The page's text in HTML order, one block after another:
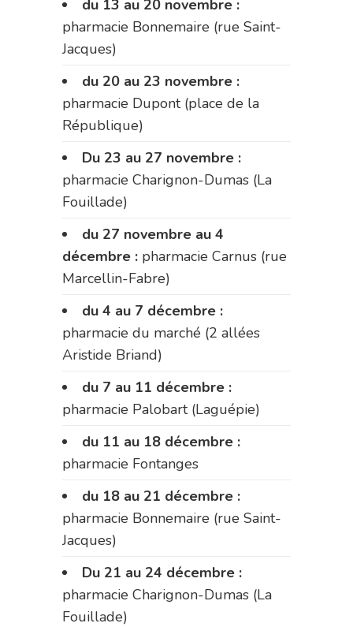
du 13 au 20 novembre :
pharmacie Bonnemaire (rue Saint-
Jacques)
du 20 au 23 novembre :
pharmacie Dupont (place de la
République)
Du 23 au 27 novembre :
pharmacie Charignon-Dumas (La
Fouillade)
du 27 novembre au 4
décembre : pharmacie Carnus (rue
Marcellin-Fabre)
du 4 au 7 décembre :
pharmacie du marché (2 allées
Aristide Briand)
du 7 au 11 décembre :
pharmacie Palobart (Laguépie)
du 11 au 18 décembre :
pharmacie Fontanges
du 18 au 21 décembre :
pharmacie Bonnemaire (rue Saint-
Jacques)
Du 21 au 24 décembre :
pharmacie Charignon-Dumas (La
Fouillade)